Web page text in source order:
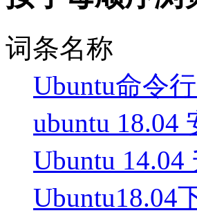
词条名称
Ubuntu命令
ubuntu 18.04
Ubuntu 14.04
Ubuntu18.04